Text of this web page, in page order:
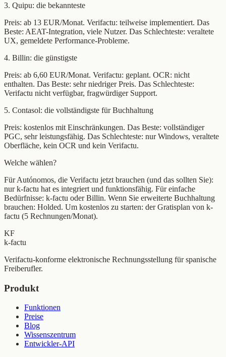
3. Quipu: die bekannteste
Preis: ab 13 EUR/Monat. Verifactu: teilweise implementiert. Das
Beste: AEAT-Integration, viele Nutzer. Das Schlechteste: veraltete
UX, gemeldete Performance-Probleme.
4. Billin: die günstigste
Preis: ab 6,60 EUR/Monat. Verifactu: geplant. OCR: nicht
enthalten. Das Beste: sehr niedriger Preis. Das Schlechteste:
Verifactu nicht verfügbar, fragwürdiger Support.
5. Contasol: die vollständigste für Buchhaltung
Preis: kostenlos mit Einschränkungen. Das Beste: vollständiger
PGC, sehr leistungsfähig. Das Schlechteste: nur Windows, veraltete
Oberfläche, kein OCR und kein Verifactu.
Welche wählen?
Für Autónomos, die Verifactu jetzt brauchen (und das sollten Sie):
nur k-factu hat es integriert und funktionsfähig. Für einfache
Bedürfnisse: k-factu oder Billin. Wenn Sie erweiterte Buchhaltung
brauchen: Holded. Um kostenlos zu starten: der Gratisplan von k-
factu (5 Rechnungen/Monat).
KF
k-factu
Verifactu-konforme elektronische Rechnungsstellung für spanische
Freiberufler.
Produkt
Funktionen
Preise
Blog
Wissenszentrum
Entwickler-API